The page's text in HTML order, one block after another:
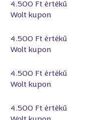
4.500 Ft értékű
Wolt kupon
4.500 Ft értékű
Wolt kupon
4.500 Ft értékű
Wolt kupon
4.500 Ft értékű